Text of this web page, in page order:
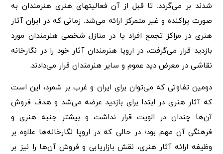
شدند بر می‌گردد. تا قبل از آن فعالیتهای هنری هنرمندان به
صورت پراکنده و غیر متمرکز ارائه می‌شد. زمانی که در ایران آثار
هنری در مراکز تجمع افراد یا در منازل شخصی هنرمندان مورد
بازدید قرار می‌گرفت، در اروپا هنرمندان آثار خود را در نگارخانه
نقاشی در معرض دید عموم و سایر هنرمندان قرار می‌دادند.
دومین تفاوتی که می‌توان برای ایران و غرب بر شمرد، این است
که آثار هنری در ابتدا برای بازدید عرضه می‌شد و هدف فروش
آن‌ها چندان در الویت قرار نداشت و بیشتر جنبه هنری و
فرهنگی آن مهم بود؛ در حالی که در اروپا نگارخانه‌ها علاوه بر
وظیفه ارائه آثار هنری، نقش بازاریابی و فروش آن‌ها را نیز بر